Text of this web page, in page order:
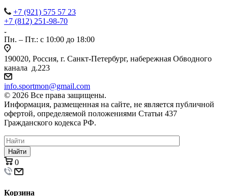
+7 (921) 575 57 23
+7 (812) 251-98-70
Пн. – Пт.: с 10:00 до 18:00
190020, Россия, г. Санкт-Петербург, набережная Обводного
канала д.223
info.sportmon@gmail.com
© 2026 Все права защищены.
Информация, размещенная на сайте, не является публичной
офертой, определяемой положениями Статьи 437
Гражданского кодекса РФ.
Найти
0
Корзина